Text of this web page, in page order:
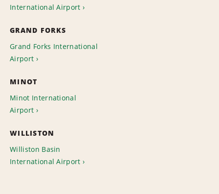
International Airport
GRAND FORKS
Grand Forks International
Airport
MINOT
Minot International
Airport
WILLISTON
Williston Basin
International Airport